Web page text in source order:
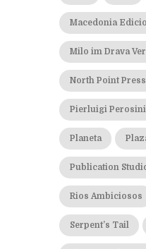
Macedonia
Milo im Drava
North Point Press
Pierluigi
Planeta
Publication
Rios Ambiciosos
Serpent’s Tail